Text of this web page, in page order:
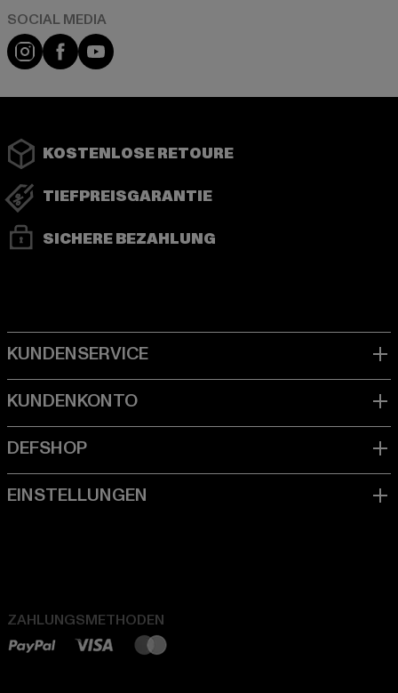
Instagram
FacebookYouTube
KOSTENLOSE RETOURE
TIEFPREISGARANTIE
SICHERE BEZAHLUNG
ZAHLUNGSMETHODEN